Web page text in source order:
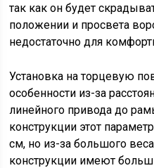
так как он будет
положении и просвета
недостаточно для
Установка на торцевую
особенности из-за
линейного привода до
конструкции этот
см, но из-за большого
конструкции имеют